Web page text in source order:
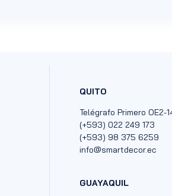
QUITO
Telégrafo Primero OE2-
(+593) 022 249 173
(+593) 98 375 6259
info@smartdecor.ec
GUAYAQUIL